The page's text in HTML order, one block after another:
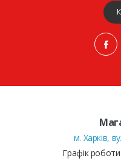
м. Харків,
Графік